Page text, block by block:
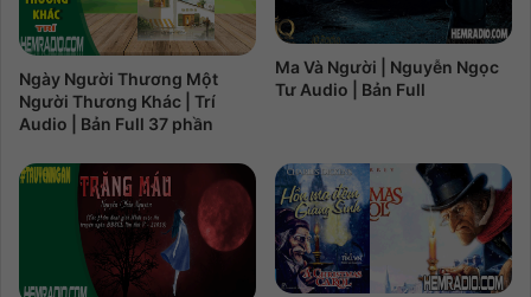
Ngày Người Thương Một
Người Thương Khác | Trí
Audio | Bản Full 37 phần
Ma Và Người | Nguyễn Ngọc
Tư Audio | Bản Full